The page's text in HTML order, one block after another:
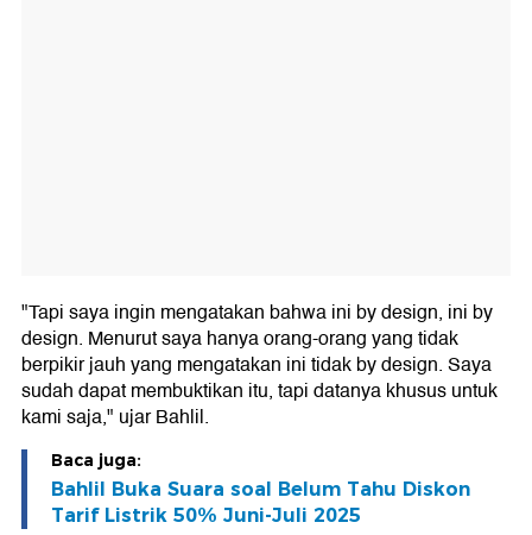
"Tapi saya ingin mengatakan bahwa ini by design, ini by
design. Menurut saya hanya orang-orang yang tidak
berpikir jauh yang mengatakan ini tidak by design. Saya
sudah dapat membuktikan itu, tapi datanya khusus untuk
kami saja," ujar Bahlil.
Baca juga:
Bahlil Buka Suara soal Belum Tahu Diskon
Tarif Listrik 50% Juni-Juli 2025